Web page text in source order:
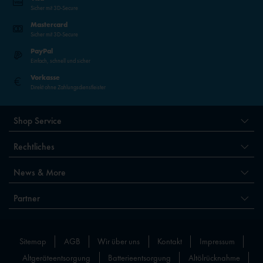
Sicher mit 3D-Secure
Mastercard
Sicher mit 3D-Secure
PayPal
Einfach, schnell und sicher
Vorkasse
Direkt ohne Zahlungsdienstleister
Shop Service
Rechtliches
News & More
Partner
Sitemap AGB Wir über uns Kontakt
Impressum
Altgeräteentsorgung
Batterieentsorgung Altölrücknahme